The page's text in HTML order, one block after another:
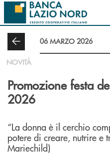
Salta al contenuto principale
06 MARZO 2026
NOVITÀ
Promozione festa
2026
“La donna è il cerchio
potere di creare, nutrire e
Mariechild)